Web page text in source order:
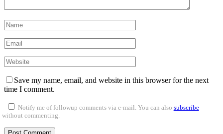
Save my name, email, and website in this browser for the next
time I comment.
Notify me of followup comments via e-mail. You can also subscribe
without commenting.